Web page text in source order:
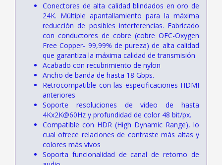
Conectores de alta calidad blindados en oro de
24K. Múltiple apantallamiento para la máxima
reducción de posibles interferencias. Fabricado
con conductores de cobre (cobre OFC-Oxygen
Free Copper- 99,99% de pureza) de alta calidad
que garantiza la máxima calidad de transmisión
Acabado con recubrimiento de nylon
Ancho de banda de hasta 18 Gbps.
Retrocompatible con las especificaciones HDMI
anteriores
Soporte resoluciones de video de hasta
4Kx2K@60Hz y profundidad de color 48 bit/px.
Compatible con HDR (High Dynamic Range), lo
cual ofrece relaciones de contraste más altas y
colores más vivos
Soporta funcionalidad de canal de retorno de